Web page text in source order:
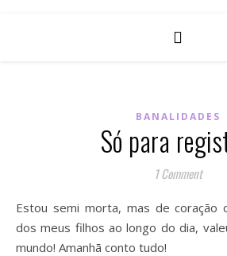
BANALIDADES
Só para
1 Comment
Estou semi morta, mas de coração cheio! Ver a emoção
dos meus filhos ao longo do dia,
mundo! Amanhã conto tudo!